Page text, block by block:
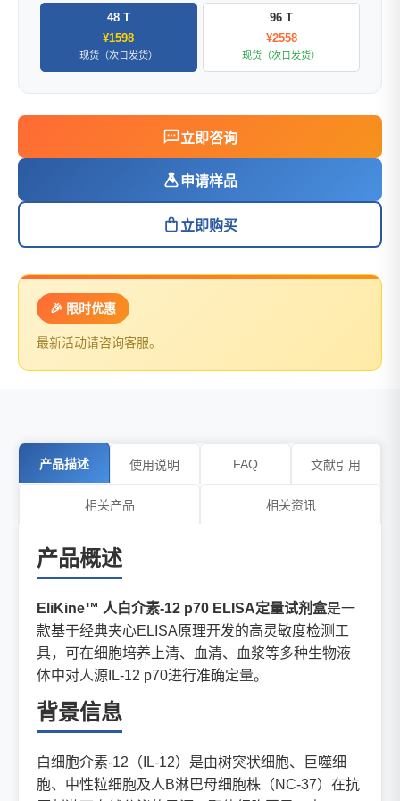
48 T
¥1598
现货（次日发货）
96 T
¥2558
现货（次日发货）
立即咨询
申请样品
立即购买
🎉 限时优惠
最新活动请咨询客服。
产品描述 使用说明 FAQ 文献引用
相关产品 相关资讯
产品概述
EliKine™ 人白介素-12 p70 ELISA定量试剂盒是一
款基于经典夹心ELISA原理开发的高灵敏度检测工
具，可在细胞培养上清、血清、血浆等多种生物液
体中对人源IL-12 p70进行准确定量。
背景信息
白细胞介素-12（IL-12）是由树突状细胞、巨噬细
胞、中性粒细胞及人B淋巴母细胞株（NC-37）在抗